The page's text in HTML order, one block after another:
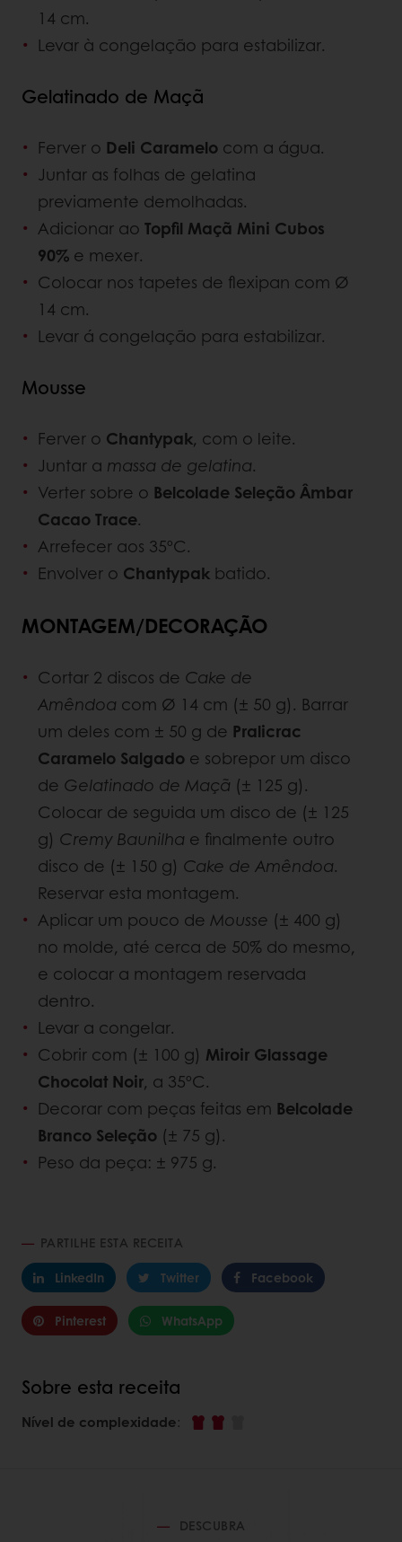
14 cm.
Levar à congelação para estabilizar.
Gelatinado de Maçã
Ferver o Deli Caramelo com a água.
Juntar as folhas de gelatina
previamente demolhadas.
Adicionar ao Topfil Maçã Mini Cubos
90% e mexer.
Colocar nos tapetes de flexipan com Ø
14 cm.
Levar á congelação para estabilizar.
Mousse
Ferver o Chantypak, com o leite.
Juntar a massa de gelatina.
Verter sobre o Belcolade Seleção Âmbar
Cacao Trace.
Arrefecer aos 35ºC.
Envolver o Chantypak batido.
MONTAGEM/DECORAÇÃO
Cortar 2 discos de Cake de
Amêndoa com Ø 14 cm (± 50 g). Barrar
um deles com ± 50 g de Pralicrac
Caramelo Salgado e sobrepor um disco
de Gelatinado de Maçã (± 125 g).
Colocar de seguida um disco de (± 125
g) Cremy Baunilha e finalmente outro
disco de (± 150 g) Cake de Amêndoa.
Reservar esta montagem.
Aplicar um pouco de Mousse (± 400 g)
no molde, até cerca de 50% do mesmo,
e colocar a montagem reservada
dentro.
Levar a congelar.
Cobrir com (± 100 g) Miroir Glassage
Chocolat Noir, a 35ºC.
Decorar com peças feitas em Belcolade
Branco Seleção (± 75 g).
Peso da peça: ± 975 g.
PARTILHE ESTA RECEITA
LinkedIn
Twitter Facebook
Pinterest WhatsApp
Sobre esta receita
Nível de complexidade:
DESCUBRA